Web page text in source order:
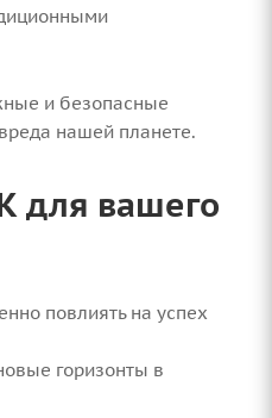
и безопасные
нашей планете.
для вашего
повлиять на успех
горизонты в